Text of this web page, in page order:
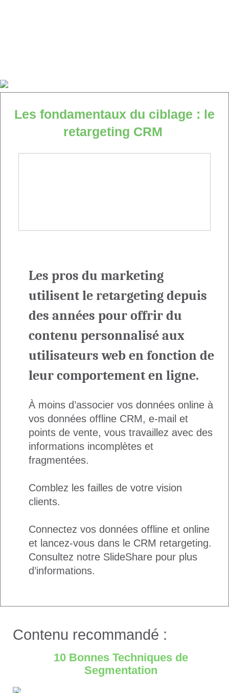
Les fondamentaux du ciblage : le
retargeting CRM
Les pros du marketing
utilisent le retargeting depuis
des années pour offrir du
contenu personnalisé aux
utilisateurs web en fonction de
leur comportement en ligne.
À moins d’associer vos données online à
vos données offline CRM, e-mail et
points de vente, vous travaillez avec des
informations incomplètes et
fragmentées.
Comblez les failles de votre vision
clients.
Connectez vos données offline et online
et lancez-vous dans le CRM retargeting.
Consultez notre SlideShare pour plus
d’informations.
Contenu recommandé :
10 Bonnes Techniques de
Segmentation